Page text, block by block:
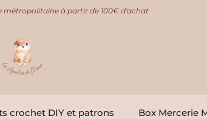
métropolitaine à partir de 100€ d'achat
crochet DIY et patrons Box Mercerie